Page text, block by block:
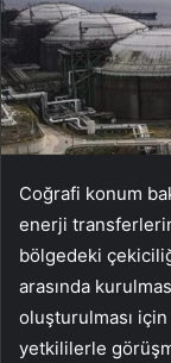
Coğrafi konum
enerji
bölgedeki
arasında
oluşturulması
yetkililerle